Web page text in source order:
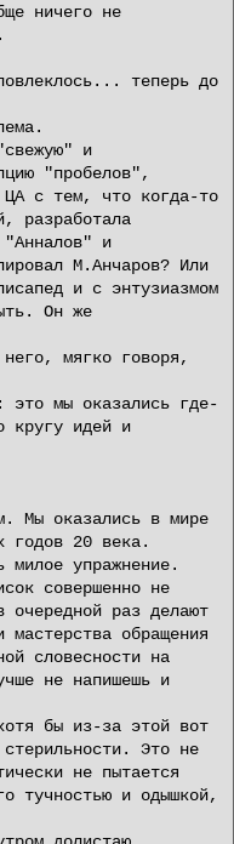
ничего не
теперь до
и
"пробелов",
ЦА с тем, что когда-то
разработала
"Анналов" и
М.Анчаров? Или
и с энтузиазмом
Он же
мягко говоря,
это мы оказались где-
кругу идей и
Мы оказались в мире
годов 20 века.
милое упражнение.
совершенно не
очередной раз делают
обращения
словесности на
не напишешь и
бы из-за этой вот
Это не
не пытается
тучностью и одышкой,